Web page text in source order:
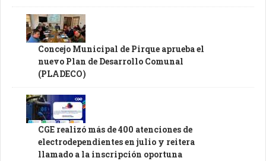
Concejo Municipal de Pirque aprueba el
nuevo Plan de Desarrollo Comunal
(PLADECO)
CGE realizó más de 400 atenciones de
electrodependientes en julio y reitera
llamado a la inscripción oportuna